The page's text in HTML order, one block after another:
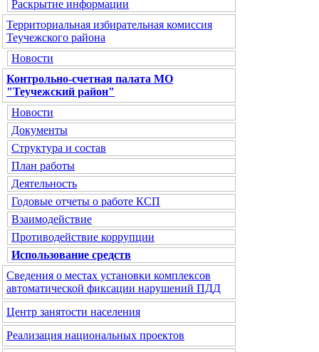
Раскрытие информации
Территориальная избирательная комиссия
Теучежского района
Новости
Контрольно-счетная палата МО
"Теучежский район"
Новости
Документы
Структура и состав
План работы
Деятельность
Годовые отчеты о работе КСП
Взаимодействие
Противодействие коррупции
Использование средств
Сведения о местах установки комплексов
автоматической фиксации нарушений ПДД
Центр занятости населения
Реализация национальных проектов